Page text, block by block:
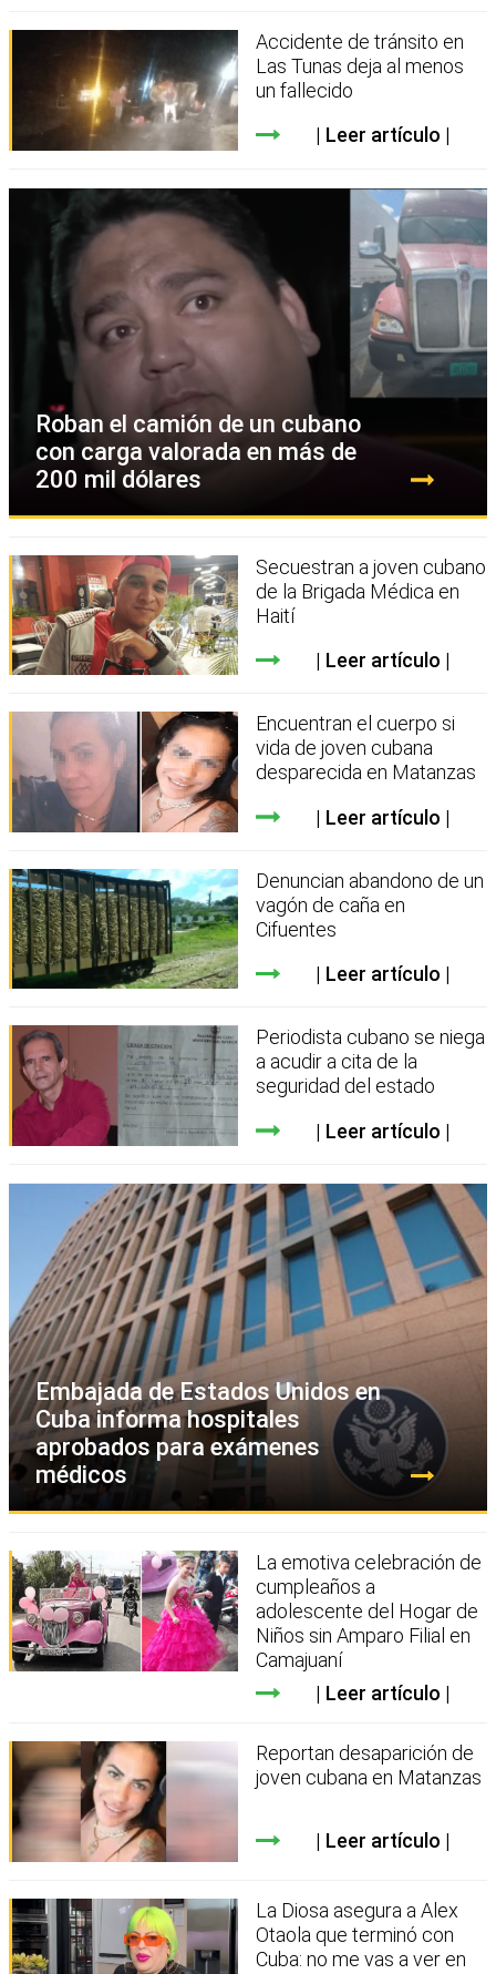
Accidente de tránsito en
Las Tunas deja al menos
un fallecido
Leer artículo
Roban el camión de un cubano
con carga valorada en más de
200 mil dólares
Secuestran a joven cubano
de la Brigada Médica en
Haití
Leer artículo
Encuentran el cuerpo si
vida de joven cubana
desparecida en Matanzas
Leer artículo
Denuncian abandono de un
vagón de caña en
Cifuentes
Leer artículo
Periodista cubano se niega
a acudir a cita de la
seguridad del estado
Leer artículo
Embajada de Estados Unidos en
Cuba informa hospitales
aprobados para exámenes
médicos
La emotiva celebración de
cumpleaños a
adolescente del Hogar de
Niños sin Amparo Filial en
Camajuaní
Leer artículo
Reportan desaparición de
joven cubana en Matanzas
Leer artículo
La Diosa asegura a Alex
Otaola que terminó con
Cuba: no me vas a ver en